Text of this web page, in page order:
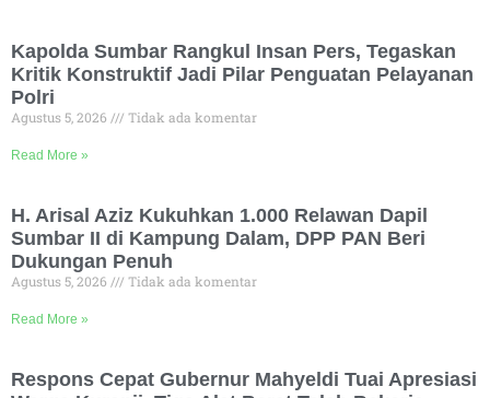
Kapolda Sumbar Rangkul Insan Pers, Tegaskan
Kritik Konstruktif Jadi Pilar Penguatan Pelayanan
Polri
Agustus 5, 2026 Tidak ada komentar
Read More »
H. Arisal Aziz Kukuhkan 1.000 Relawan Dapil
Sumbar II di Kampung Dalam, DPP PAN Beri
Dukungan Penuh
Agustus 5, 2026 Tidak ada komentar
Read More »
Respons Cepat Gubernur Mahyeldi Tuai Apresiasi